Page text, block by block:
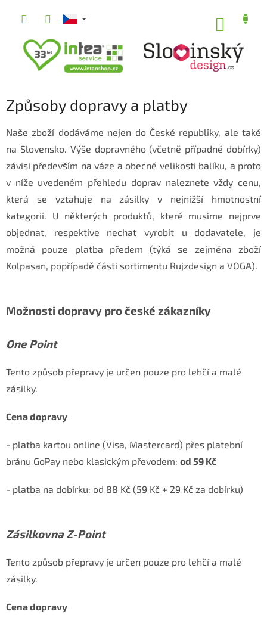
Způsoby dopravy a platby
Naše zboží dodáváme nejen do České republiky, ale také
na Slovensko. Výše dopravného (včetně případné dobírky)
závisí především na váze a obecně velikosti balíku, a proto
v níže uvedeném přehledu doprav naleznete vždy cenu,
která se vztahuje na zásilky v nejnižší hmotnostní
kategorii. U některých produktů, které musíme nejprve
objednat, respektive nechat vyrobit u dodavatele, je
možná pouze platba předem (týká se zejména zboží
Kolpasan, popřípadě části sortimentu Rujzdesign a VOGA).
Možnosti dopravy pro české zákazníky
One Point
Tento způsob přepravy je určen pouze pro lehčí a malé
zásilky.
Cena dopravy
- platba kartou online (Visa, Mastercard) přes platební
bránu GoPay nebo klasickým převodem: od 59 Kč
- platba na dobírku: od 88 Kč (59 Kč + 29 Kč za dobírku)
Zásilkovna Z-Point
Tento způsob přepravy je určen pouze pro lehčí a malé
zásilky.
Cena dopravy